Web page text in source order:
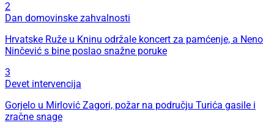
2
Dan domovinske zahvalnosti
Hrvatske Ruže u Kninu održale koncert za pamćenje, a Neno
Ninčević s bine poslao snažne poruke
3
Devet intervencija
Gorjelo u Mirlović Zagori, požar na području Turića gasile i
zračne snage